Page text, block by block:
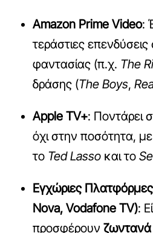
Amazon Prime Video:
τεράστιες επενδύσεις
φαντασίας (π.χ. The
δράσης (The Boys,
Apple TV+: Ποντάρει
όχι στην ποσότητα,
το Ted Lasso και το
Εγχώριες
Nova, Vodafone TV):
προσφέρουνζωντανά